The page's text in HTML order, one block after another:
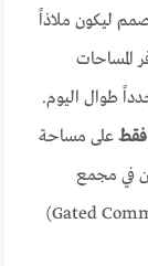
ليكون ملاذاً
المساحات
طوال اليوم.
على مساحة
في مجمع
خرساني، بل في “منتزه خاص” مغلق (Gated Community)